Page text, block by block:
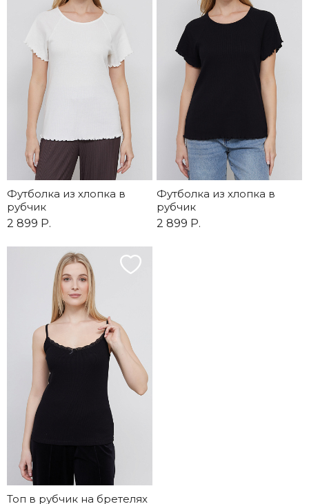
Футболка из хлопка в
рубчик
2 899 Р.
Футболка из хлопка в
рубчик
2 899 Р.
Топ в рубчик на бретелях